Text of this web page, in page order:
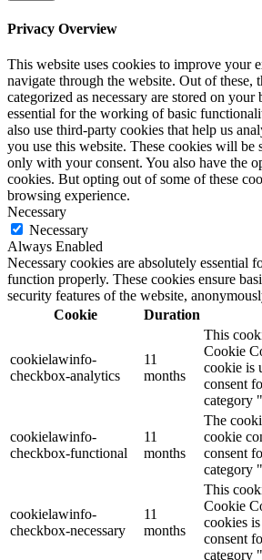
Privacy Overview
This website uses cookies to improve your
navigate through the website. Out of these,
categorized as necessary are stored on your
essential for the working of basic
also use third-party cookies that help us
you use this website. These cookies will be
only with your consent. You also have the
cookies. But opting out of some of these
browsing experience.
Necessary
Necessary
Always Enabled
Necessary cookies are absolutely essential
function properly. These cookies ensure
security features of the website,
Cookie
Duration
cookielawinfo-
checkbox-analytics
11
months
This
Cookie
cookie is
consent
category
cookielawinfo-
checkbox-functional
11
months
The
cookie
consent
category
cookielawinfo-
checkbox-necessary
11
months
This
Cookie
cookies
consent
category